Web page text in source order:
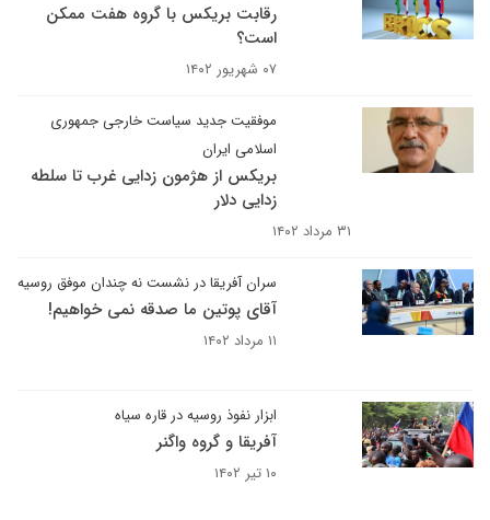
رقابت بریکس با گروه هفت ممکن
است؟
۰۷ شهریور ۱۴۰۲
موفقیت جدید سیاست خارجی جمهوری
اسلامی ایران
بریکس از هژمون زدایی غرب تا سلطه
زدایی دلار
۳۱ مرداد ۱۴۰۲
سران آفریقا در نشست نه چندان موفق روسیه
آقای پوتین ما صدقه نمی خواهیم!
۱۱ مرداد ۱۴۰۲
ابزار نفوذ روسیه در قاره سیاه
آفریقا و گروه واگنر
۱۰ تیر ۱۴۰۲